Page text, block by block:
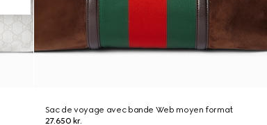
Sac de voyage avec bande Web moyen format
27.650 kr.